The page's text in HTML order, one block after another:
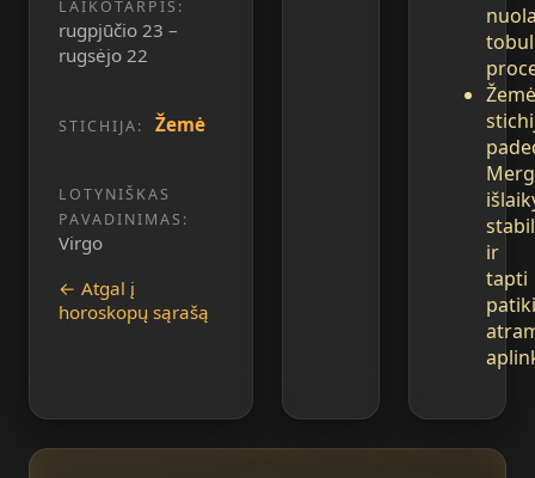
LAIKOTARPIS:
rugpjūčio 23 –
rugsėjo 22
STICHIJA: Žemė
LOTYNIŠKAS
PAVADINIMAS:
Virgo
← Atgal į
horoskopų sąrašą
ir
tapti